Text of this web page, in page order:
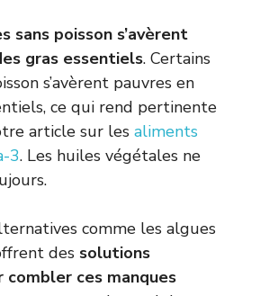
sans poisson s’avèrent
gras essentiels. Certains
s’avèrent pauvres en
ce qui rend pertinente
article sur les aliments
3. Les huiles végétales ne
comme les algues
des solutions
ces manques